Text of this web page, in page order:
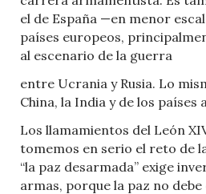
el de España —en menor
países europeos,
al escenario de la guerra
entre Ucrania y Rusia. Lo
China, la India y de los países
Los llamamientos del León
tomemos en serio el reto de
“la paz desarmada” exige
armas, porque la paz no